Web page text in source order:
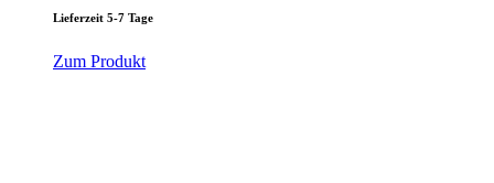
Lieferzeit 5-7 Tage
Zum Produkt